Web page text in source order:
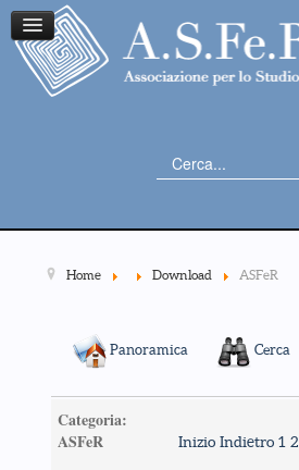
Cerca...
Home Download ASFeR
Panoramica Cerca
Categoria:
ASFeR
Inizio Indietro 1 2